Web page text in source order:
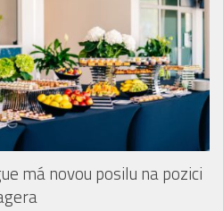
má novou posilu na pozici